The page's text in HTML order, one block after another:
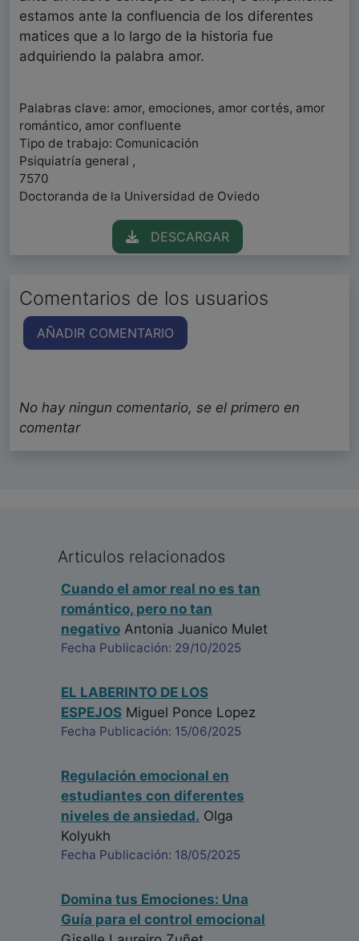
estamos ante la confluencia de los diferentes
matices que a lo largo de la historia fue
adquiriendo la palabra amor.
Palabras clave: amor, emociones, amor cortés, amor
romántico, amor confluente
Tipo de trabajo: Comunicación
Psiquiatría general ,
7570
Doctoranda de la Universidad de Oviedo
DESCARGAR
Comentarios de los usuarios
AÑADIR COMENTARIO
No hay ningun comentario, se el primero en
comentar
Articulos relacionados
Cuando el amor real no es tan
romántico, pero no tan
negativo Antonia Juanico Mulet
Fecha Publicación: 29/10/2025
EL LABERINTO DE LOS
ESPEJOS Miguel Ponce Lopez
Fecha Publicación: 15/06/2025
Regulación emocional en
estudiantes con diferentes
niveles de ansiedad. Olga
Kolyukh
Fecha Publicación: 18/05/2025
Domina tus Emociones: Una
Guía para el control emocional